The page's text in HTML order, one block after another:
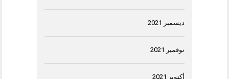
ديسمبر 2021
نوفمبر 2021
أكتوبر 2021